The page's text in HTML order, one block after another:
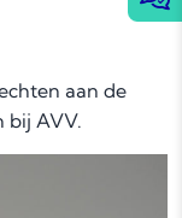
aan de
bij AVV.